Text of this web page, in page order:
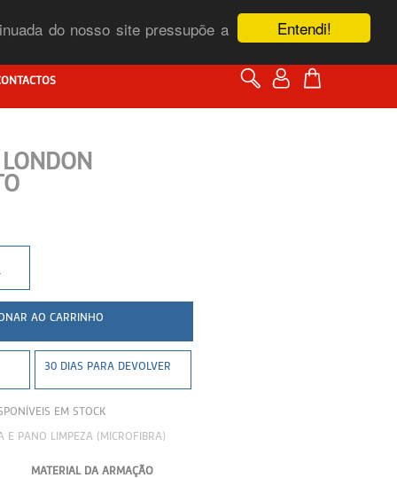
Entendi!
do nosso site pressupõe a
30 DIAS PARA DEVOLVER
EM STOCK
E PANO LIMPEZA (MICROFIBRA)
MATERIAL DA ARMAÇÃO